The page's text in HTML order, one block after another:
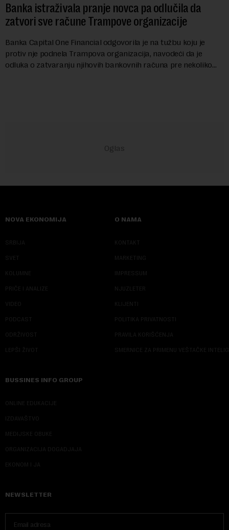
Banka istraživala pranje novca pa odlučila da
zatvori sve račune Trampove organizacije
Banka Capital One Financial odgovorila je na tužbu koju je
protiv nje podnela Trampova organizacija, navodeći da je
odluka o zatvaranju njihovih bankovnih računa pre nekoliko
NOVA EKONOMIJA
SRBIJA
SVET
KOLUMNE
PRIČE I ANALIZE
VIDEO
PODCAST
ODRŽIVOST
LEPŠI ŽIVOT
O NAMA
KONTAKT
MARKETING
IMPRESSUM
NJUZLETER
KLIJENTI
POLITIKA PRIVATNOSTI
PRAVILA KORIŠĆENJA
SMERNICE ZA PRIMENU VEŠTAČKE
BUSSINES INFO GROUP
ONLINE EDUKACIJE
IZDAVAŠTVO
MEDIJSKE OBUKE
ORGANIZACIJA DOGADJAJA
EKONOM I JA
NEWSLETTER